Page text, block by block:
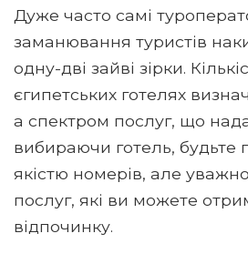
Дуже часто самі
заманювання туристів
одну-дві зайві зірки.
єгипетських готелях
а спектром послуг, що
вибираючи готель, будьте
якістю номерів, але
послуг, які ви можете
відпочинку.